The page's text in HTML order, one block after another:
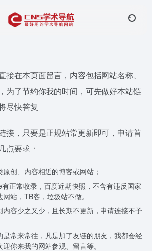
接在本页面留言，内容包括网站名称、
为了节约你我的时间，可先做好本站链
尽快答复
接，只要是正规站常更新即可，申请首
点要求：
创、内容相近的博客或网站；
正常收录，百度近期快照，不含有违反国家
站，TB客，垃圾站不做。
内容少之又少，且长期不更新，申请连接不予
是常来常往，凡是加了友链的朋友，我都会经
你来我的网站参观、留言等。